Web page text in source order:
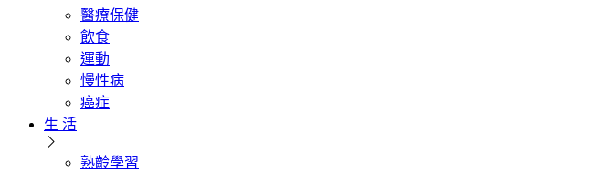
醫療保健
飲食
運動
慢性病
癌症
生 活
熟齡學習